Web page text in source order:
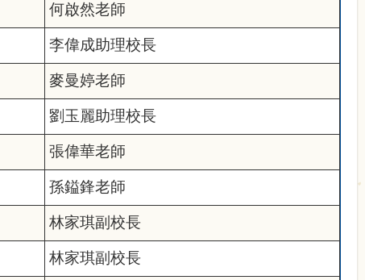
何啟然老師
李偉成助理校長
麥曼婷老師
劉玉麗助理校長
張偉華老師
孫鎰鋒老師
林家琪副校長
林家琪副校長